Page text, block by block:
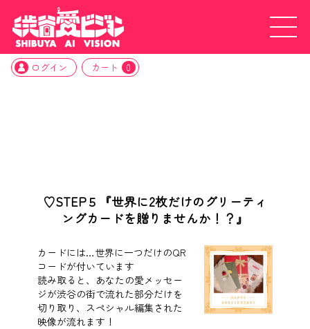
ログイン カート 0
♡STEP５『世界に2枚だけのグリーティ
ングカードを贈りませんか！？』
カードには…世界に一つだけのQR
コードが付いています
読み取ると、あなたの愛メッセー
ジが渋谷の街で流れた部分だけを
切り取り、スペシャル編集された
映像が流れます！